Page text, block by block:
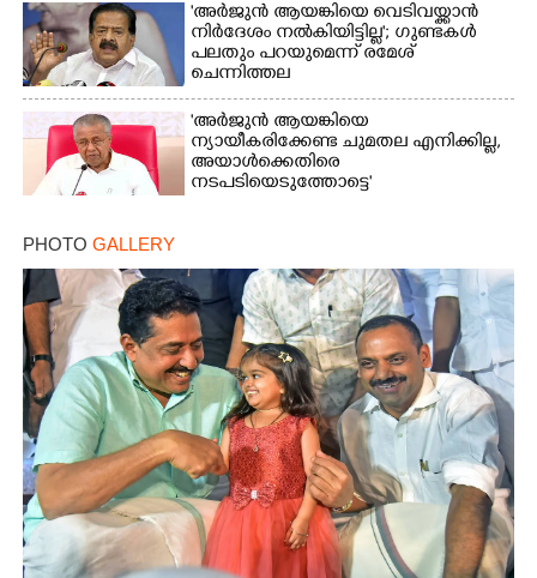
'അർജുൻ ആയങ്കിയെ വെടിവയ്ക്കാൻ
നിർദേശം നൽകിയിട്ടില്ല'; ഗുണ്ടകൾ
പലതും പറയുമെന്ന് രമേശ്
ചെന്നിത്തല
'അർജുൻ ആയങ്കിയെ
ന്യായീകരിക്കേണ്ട ചുമതല എനിക്കില്ല,
അയാൾക്കെതിരെ
നടപടിയെടുത്തോട്ടെ'
PHOTO GALLERY